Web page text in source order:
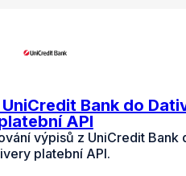
Bank do
API
výpisů z UniCredit Bank
platební API.